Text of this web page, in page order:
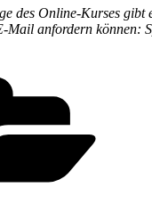
des Online-Kurses gibt
Mail anfordern können: